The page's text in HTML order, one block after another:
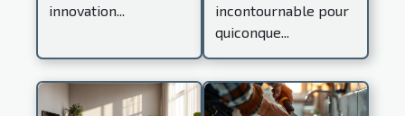
innovation...
votre habitat ?
incontournable pour
quiconque...